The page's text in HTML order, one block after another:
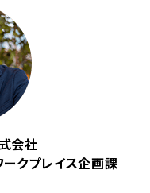
会社
クプレイス企画課